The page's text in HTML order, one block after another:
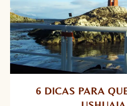
6 DICAS PARA